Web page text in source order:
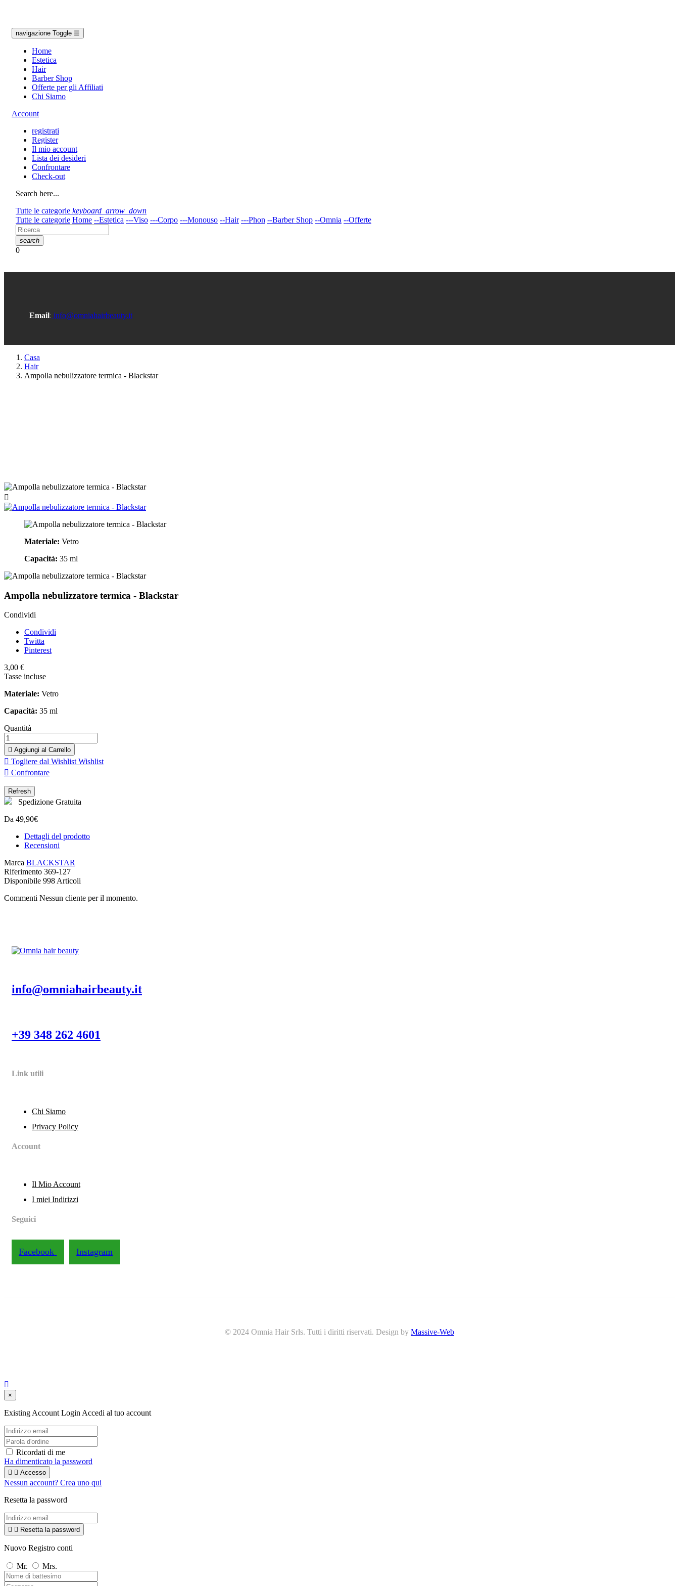
navigazione Toggle ☰
Home
Estetica
Hair
Barber Shop
Offerte per gli Affiliati
Chi Siamo
Account
registrati
Register
Il mio account
Lista dei desideri
Confrontare
Check-out
Search here...
Tutte le categorie keyboard_arrow_down
Tutte le categorie Home --Estetica ---Viso ---Corpo ---Monouso --Hair ---Phon --Barber Shop --Omnia --Offerte
search
0
Email: info@omniahairbeauty.it
Casa
Hair
Ampolla nebulizzatore termica - Blackstar

Materiale: Vetro
Capacità: 35 ml
Ampolla nebulizzatore termica - Blackstar
Condividi
Condividi
Twitta
Pinterest
3,00 €
Tasse incluse
Materiale: Vetro
Capacità: 35 ml
Quantità
 Aggiungi al Carrello
 Togliere dal Wishlist Wishlist
 Confrontare
Spedizione Gratuita
Da 49,90€
Dettagli del prodotto
Recensioni
Marca BLACKSTAR
Riferimento 369-127
Disponibile 998 Articoli
Commenti Nessun cliente per il momento.
info@omniahairbeauty.it
+39 348 262 4601
Link utili
Chi Siamo
Privacy Policy
Account
Il Mio Account
I miei Indirizzi
Seguici
Facebook Instagram
© 2024 Omnia Hair Srls. Tutti i diritti riservati. Design by Massive-Web

×
Existing Account LoginAccedi al tuo account
Ricordati di me
Ha dimenticato la password
  Accesso
Nessun account? Crea uno qui
Resetta la password
  Resetta la password
Nuovo Registro conti
Mr. Mrs.